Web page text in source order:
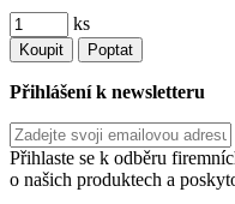
ks
Koupit Poptat
Přihlášení k newsletteru
Přihlaste se k odběru
o našich produktech a